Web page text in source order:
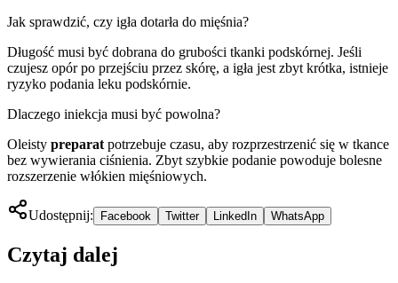
Jak sprawdzić, czy igła dotarła do mięśnia?
Długość musi być dobrana do grubości tkanki podskórnej. Jeśli
czujesz opór po przejściu przez skórę, a igła jest zbyt krótka, istnieje
ryzyko podania leku podskórnie.
Dlaczego iniekcja musi być powolna?
Oleisty preparat potrzebuje czasu, aby rozprzestrzenić się w tkance
bez wywierania ciśnienia. Zbyt szybkie podanie powoduje bolesne
rozszerzenie włókien mięśniowych.
Udostępnij: Facebook Twitter LinkedIn WhatsApp
Czytaj dalej